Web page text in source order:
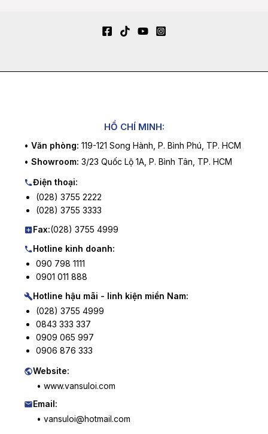
HỒ CHÍ MINH:
• Văn phòng: 119-121 Song Hành, P. Bình Phú, TP. HCM
• Showroom: 3/23 Quốc Lộ 1A, P. Bình Tân, TP. HCM
Điện thoại:
(028) 3755 2222
(028) 3755 3333
Fax:(028) 3755 4999
Hotline kinh doanh:
090 798 1111
0901 011 888
Hotline hậu mãi - linh kiện miền Nam:
(028) 3755 4999
0843 333 337
0909 065 997
0906 876 333
Website:
• www.vansuloi.com
Email:
• vansuloi@hotmail.com